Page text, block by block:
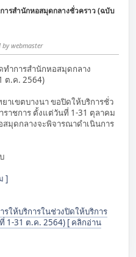
ารสำนักหอสมุดกลางชั่วคราว (ฉบับ
webmaster
ทำการสำนักหอสมุดกลาง
ต.ค. 2564)
าเขตบางนา ขอปิดให้บริการชั่ว
ราชการ ตั้งแต่วันที่ 1-31 ตุลาคม
มุดกลางจะพิจารณาดำเนินการ
]
รให้บริการในช่วงปิดให้บริการ
1-31 ต.ค. 2564) [ คลิกอ่าน